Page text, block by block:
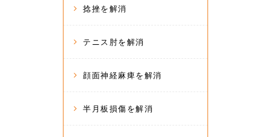
捻挫を解消
テニス肘を解消
顔面神経麻痺を解消
半月板損傷を解消